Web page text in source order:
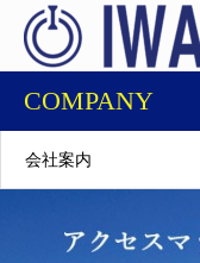
COMPANY
会社案内